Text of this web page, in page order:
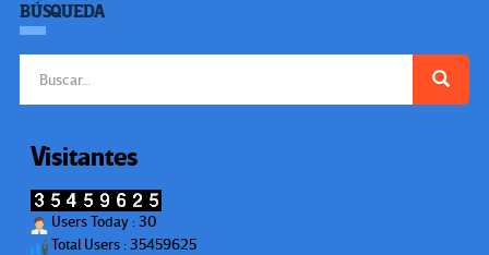
BÚSQUEDA
Visitantes
Users Today : 30
Total Users : 35459625